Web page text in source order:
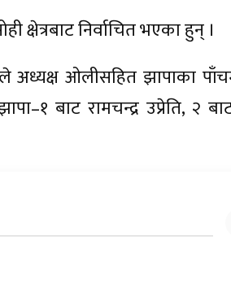
क्षेत्रबाट निर्वाचित भएका हुन् ।
ओलीसहित झापाका
बाट रामचन्द्र उप्रेति, २